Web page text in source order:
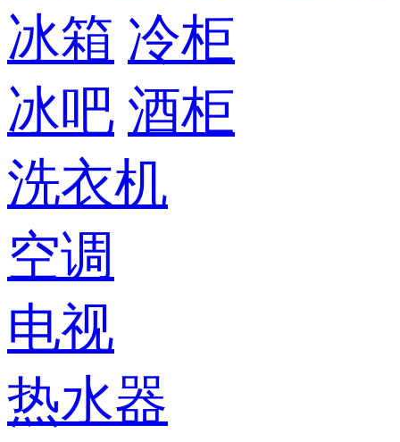
冰箱 冷柜
冰吧 酒柜
洗衣机
空调
电视
热水器